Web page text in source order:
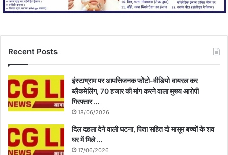
Recent Posts
इंस्टाग्राम पर आपत्तिजनक फोटो-वीडियो वायरल कर
ब्लैकमेलिंग, 70 हजार की मांग करने वाला मुख्य आरोपी
गिरफ्तार …
18/06/2026
दिल दहला देने वाली घटना, पिता सहित दो मासूम बच्चों के शव
घर में मिले …
17/06/2026